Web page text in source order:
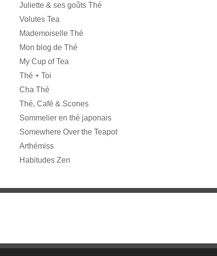
Juliette & ses goûts Thé
Volutes Tea
Mademoiselle Thé
Mon blog de Thé
My Cup of Tea
Thé + Toi
Cha Thé
Thé, Café & Scones
Sommelier en thé japonais
Somewhere Over the Teapot
Arthémiss
Habitudes Zen